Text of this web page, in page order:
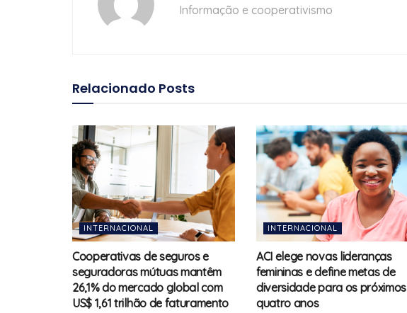
Informação e cooperativismo
Relacionado Posts
INTERNACIONAL
Cooperativas de seguros e
seguradoras mútuas mantêm
26,1% do mercado global com
US$ 1,61 trilhão de faturamento
INTERNACIONAL
ACI elege novas lideranças
femininas e define metas de
diversidade para os próximos
quatro anos